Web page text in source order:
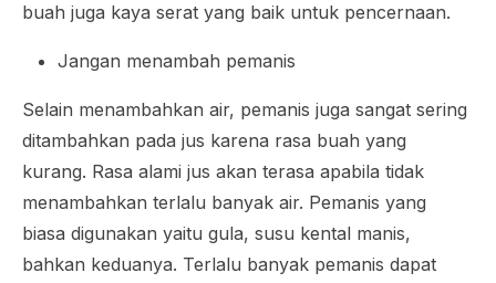
buah juga kaya serat yang baik untuk pencernaan.
Jangan menambah pemanis
Selain menambahkan air, pemanis juga sangat sering
ditambahkan pada jus karena rasa buah yang
kurang. Rasa alami jus akan terasa apabila tidak
menambahkan terlalu banyak air. Pemanis yang
biasa digunakan yaitu gula, susu kental manis,
bahkan keduanya. Terlalu banyak pemanis dapat